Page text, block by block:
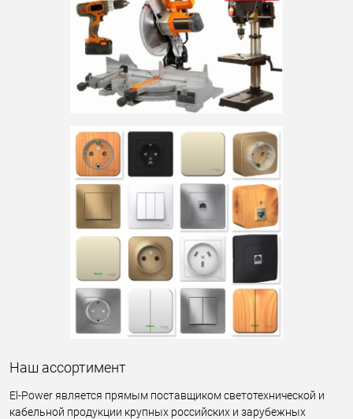
Наш ассортимент
El-Power является прямым поставщиком светотехнической и
кабельной продукции крупных российских и зарубежных